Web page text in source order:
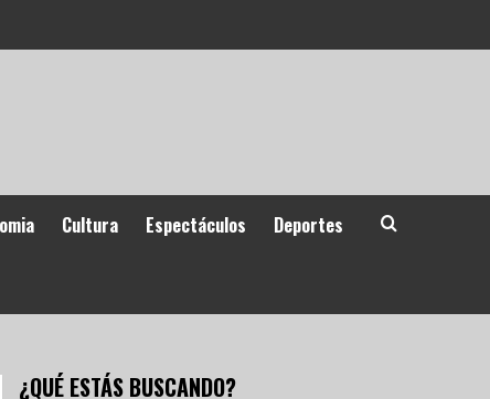
Cultura Espectáculos Deportes
¿QUÉ ESTÁS BUSCANDO?